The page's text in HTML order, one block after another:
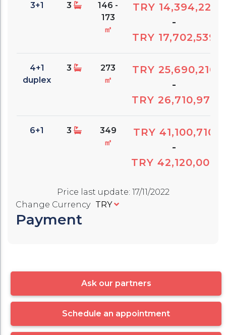
3+1 3
146 -
173
㎡
TRY 14,394,221
-
TRY 17,702,539
4+1
duplex
3
273
㎡
TRY 25,690,210
-
TRY 26,710,973
6+1 3
349
㎡
TRY 41,100,710
-
TRY 42,120,000
Price last update: 17/11/2022
Change Currency TRY
Payment
Ask our partners
Schedule an appointment